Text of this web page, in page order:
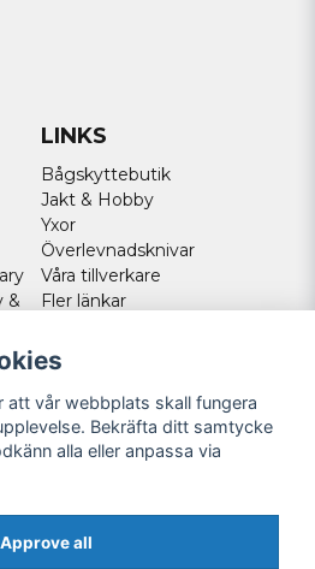
&
LINKS
Bågskyttebutik
Jakt & Hobby
Yxor
Överlevnadsknivar
Våra tillverkare
Fler länkar
att vår webbplats skall fungera
Bekräfta ditt samtycke
alla eller anpassa via
Approve all